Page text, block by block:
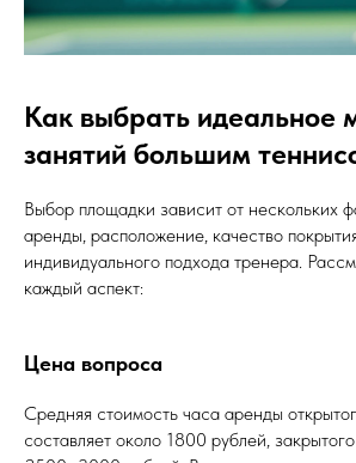
Как выбрать идеальное
занятий большим
Выбор площадки зависит от нескольких
аренды, расположение, качество
индивидуального подхода тренера.
каждый аспект:
Цена вопроса
Средняя стоимость часа аренды
составляет около 1800 рублей,